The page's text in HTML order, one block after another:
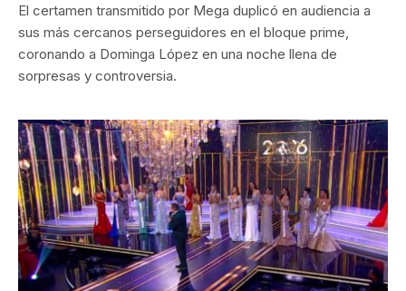
El certamen transmitido por Mega duplicó en audiencia a
sus más cercanos perseguidores en el bloque prime,
coronando a Dominga López en una noche llena de
sorpresas y controversia.